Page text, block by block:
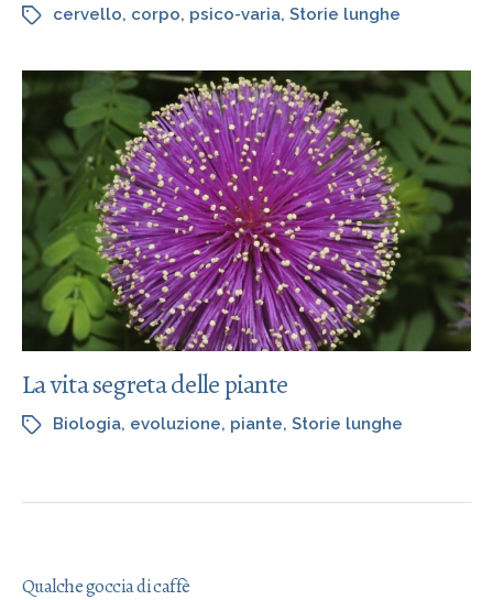
cervello, corpo, psico-varia, Storie lunghe
La vita segreta delle piante
Biologia, evoluzione, piante, Storie lunghe
Qualche goccia di caffè